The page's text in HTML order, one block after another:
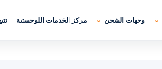
وجهات الشحن مركز الخدمات اللوجستية